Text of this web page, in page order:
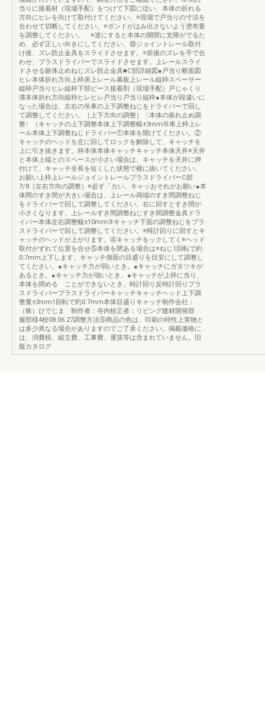
当りに接着材（現場手配）をつけて下図に従い、本体の折れる
方向にヒレを向けて取付けてください。※現場で戸当りの寸法を
合わせて切断してください。※ボンドがはみ出さないよう塗布量
を調整してください。 ※逆にすると本体の開閉に支障がでるた
め、必ず正しい向きにしてください。⑩ジョイントレール取付
け後、ズレ防止金具をスライドさせます。※前後のズレを手で合
わせ、プラスドライバーでスライドさせます。上レールスライ
ドさせる躯体止めねじズレ防止金具■C部詳細図●戸当り断面図
ヒレ本体折れ方向上枠床上レール幕板上レール縦枠スペーサー
縦枠戸当りヒレ縦枠下部ピース接着剤（現場手配）戸じゃくり
溝本体折れ方向縦枠ヒレヒレ戸当り戸当り縦枠●本体が段違いに
なった場合は、左右の吊車の上下調整ねじをドライバーで回し
て調整してください。［上下方向の調整］〈本体の振れ止め調
整〉（キャッチの上下調整本体上下調整幅±3mm吊車上枠上レ
ール本体上下調整ねじドライバー①本体を開けてください。②
キャッチのヘッドを左に回してロックを解除して、キャッチを
上に引き抜きます。枠本体本体キャッチキャッチ本体天井※天井
と本体上端とのスペースが小さい場合は、キャッチを天井に押
付けて、キャッチ全長を短くした状態で横に抜いてください。
お願い上枠上レールジョイントレールプラスドライバーC部
7/8［左右方向の調整］※必ず「カい。キャッおそれがお願い●本
体間のすき間が大きい場合は、上レール両端のすき間調整ねじ
をドライバーで回して調整してください。右に回すとすき間が
小さくなります。上レールすき間調整ねじすき間調整金具ドラ
イバー本体左右調整幅±10mm③キャッチ下面の調整ねじをプラ
スドライバーで回して調整してください。※時計回りに回すとキ
ャッチのヘッドが上がります。④キャッチをックしてく※ヘッド
取付がずれて位置を合せ⑤本体を閉ある場合は※ねじ1回転で約
0.7mm上下します。キャッチ側面の目盛りを目安にして調整し
てください。●キャッチ力が弱いとき。●キャッチにガタツキが
あるとき。●キャッチ力が強いとき。●キャッチが上枠に当り、
本体を閉める ことができないとき。時計回り反時計回りプラ
スドライバープラスドライバーキャッチキャッチヘッド上下調
整量±3mm1回転で約0.7mm本体目盛りキャッチ制作会社：
（株）ひでじま 制作者：寺内校正者：リビング建材開発部
服部様4校08.06.27調整方法⑤商品の色は、印刷の特性上実物と
は多少異なる場合がありますのでご了承ください。掲載価格に
は、消費税、組立費、工事費、運賃等は含まれていません。旧
版カタログ